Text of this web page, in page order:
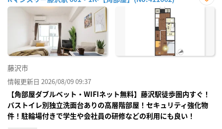
お気
藤沢市
情報更新日 2026/08/09 09:37
【角部屋ダブルベット・WIFIネット無料】藤沢駅徒歩圏内すぐ！
バストイレ別独立洗面台ありの高層階部屋！セキュリティ強化物
件！駐輪場付きで学生や会社員の研修などの利用にも良い！